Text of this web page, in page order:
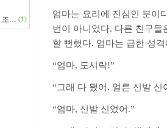
조… (1)
엄마는 요리에 진심인 분이
번이 아니었다. 다른 친구들
할 뻔했다. 엄마는 급한 성
“엄마, 도시락!”
“그래 다 됐어 . 얼른 신발 신
“엄마, 신발 신었어 .”